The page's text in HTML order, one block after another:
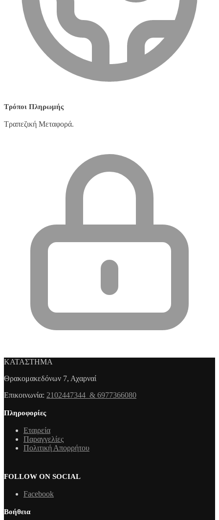
Τρόποι Πληρωμής
Τραπεζική Μεταφορά.
ΚΑΤΑΣΤΗΜΑ
Θρακομακεδόνων 7, Αχαρναί
Επικοινωνία: 2102447344 & 6977366080
Πληροφορίες
Εταιρεία
Παραγγελίες
Πολιτική Απορρήτου
FOLLOW ON SOCIAL
Facebook
Βοήθεια